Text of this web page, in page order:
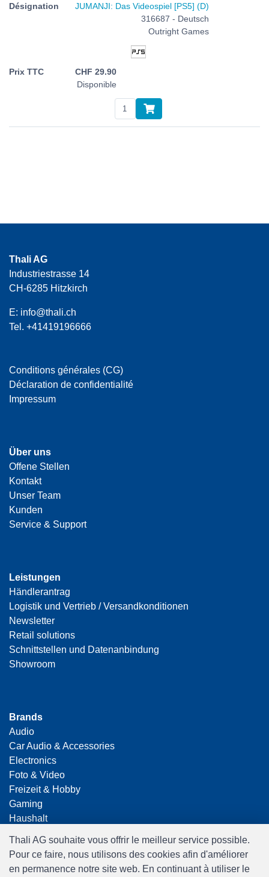
JUMANJI: Das Videospiel [PS5] (D)
316687 - Deutsch
Outright Games
CHF 29.90
Disponible
Thali AG
Industriestrasse 14
CH-6285 Hitzkirch
E: info@thali.ch
Tel. +41419196666
Conditions générales (CG)
Déclaration de confidentialité
Impressum
Über uns
Offene Stellen
Kontakt
Unser Team
Kunden
Service & Support
Leistungen
Händlerantrag
Logistik und Vertrieb / Versandkonditionen
Newsletter
Retail solutions
Schnittstellen und Datenanbindung
Showroom
Brands
Audio
Car Audio & Accessories
Electronics
Foto & Video
Freizeit & Hobby
Gaming
Haushalt
Thali AG souhaite vous offrir le meilleur service possible.
Pour ce faire, nous utilisons des cookies afin d'améliorer
en permanence notre site web. En continuant à utiliser le